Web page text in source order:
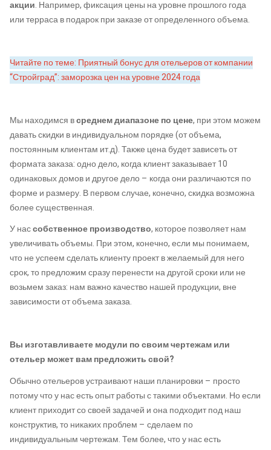
акции. Например, фиксация цены на уровне прошлого года
или терраса в подарок при заказе от определенного объема.
Читайте по теме: Приятный бонус для отельеров от компании
“Стройград”: заморозка цен на уровне 2024 года
Мы находимся всреднем диапазоне по цене, при этом можем
давать скидки в индивидуальном порядке (от объема,
постоянным клиентам ит.д). Также цена будет зависеть от
формата заказа: одно дело, когда клиент заказывает 10
одинаковых домов и другое дело – когда они различаются по
форме и размеру. В первом случае, конечно, скидка возможна
более существенная.
У нассобственное производство, которое позволяет нам
увеличивать объемы. При этом, конечно, если мы понимаем,
что не успеем сделать клиенту проект в желаемый для него
срок, то предложим сразу перенести на другой сроки или не
возьмем заказ: нам важно качество нашей продукции, вне
зависимости от объема заказа.
Вы изготавливаете модули по своим чертежам или
отельер может вам предложить свой?
Обычно отельеров устраивают наши планировки – просто
потому что у нас есть опыт работы с такими объектами. Но если
клиент приходит со своей задачей и она подходит под наш
конструктив, то никаких проблем – сделаем по
индивидуальным чертежам. Тем более, что у нас есть